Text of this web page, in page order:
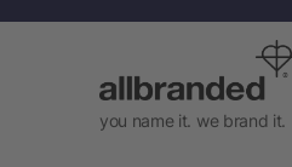
you name it. we brand it.